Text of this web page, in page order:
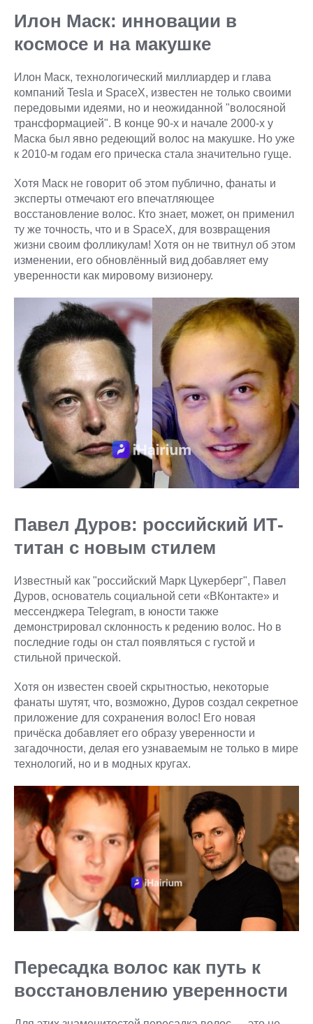
Илон Маск: инновации в
космосе и на макушке
Илон Маск, технологический миллиардер и глава
компаний Tesla и SpaceX, известен не только своими
передовыми идеями, но и неожиданной "волосяной
трансформацией". В конце 90-х и начале 2000-х у
Маска был явно редеющий волос на макушке. Но уже
к 2010-м годам его прическа стала значительно гуще.
Хотя Маск не говорит об этом публично, фанаты и
эксперты отмечают его впечатляющее
восстановление волос. Кто знает, может, он применил
ту же точность, что и в SpaceX, для возвращения
жизни своим фолликулам! Хотя он не твитнул об этом
изменении, его обновлённый вид добавляет ему
уверенности как мировому визионеру.
Павел Дуров: российский ИТ-
титан с новым стилем
Известный как "российский Марк Цукерберг", Павел
Дуров, основатель социальной сети «ВКонтакте» и
мессенджера Telegram, в юности также
демонстрировал склонность к редению волос. Но в
последние годы он стал появляться с густой и
стильной прической.
Хотя он известен своей скрытностью, некоторые
фанаты шутят, что, возможно, Дуров создал секретное
приложение для сохранения волос! Его новая
причёска добавляет его образу уверенности и
загадочности, делая его узнаваемым не только в мире
технологий, но и в модных кругах.
Пересадка волос как путь к
восстановлению уверенности